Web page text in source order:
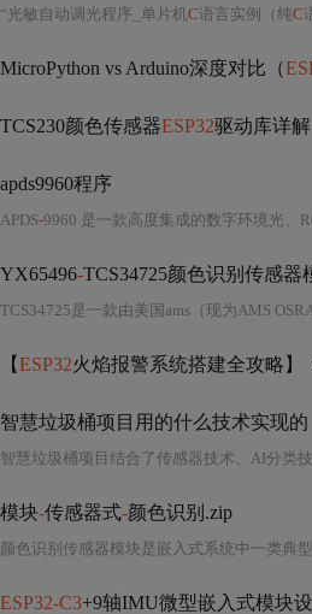
“光敏自动调光程序_单片机C语言实例（纯C
MicroPython vs Arduino深度对比（
TCS230颜色传感器ESP32驱动库详解
apds9960程序
APDS-9960 是一款高度集成的数字环境光、RGB、
YX65496-TCS34725颜色识别传感器
【ESP32火焰报警系统搭建全攻略
智慧垃圾桶项目用的什么技术实现的
模块-传感器式-颜色识别.zip
ESP32-C3+9轴IMU微型嵌入式模块